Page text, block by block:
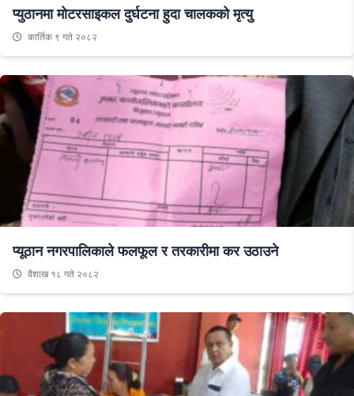
प्युठानमा मोटरसाइकल दुर्घटना हुदा चालकको मृत्यु
कार्तिक ९ गते २०८२
प्यूठान नगरपालिकाले फलफूल र तरकारीमा कर उठाउने
वैशाख १८ गते २०८२